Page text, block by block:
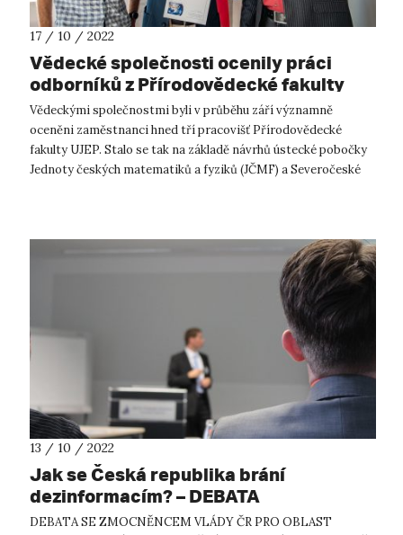
17 / 10 / 2022
Vědecké společnosti ocenily práci
odborníků z Přírodovědecké fakulty
UJEP
Vědeckými společnostmi byli v průběhu září významně
oceněni zaměstnanci hned tří pracovišť Přírodovědecké
fakulty UJEP. Stalo se tak na základě návrhů ústecké pobočky
Jednoty českých matematiků a fyziků (JČMF) a Severočeské
13 / 10 / 2022
Jak se Česká republika brání
dezinformacím? – DEBATA
DEBATA SE ZMOCNĚNCEM VLÁDY ČR PRO OBLAST